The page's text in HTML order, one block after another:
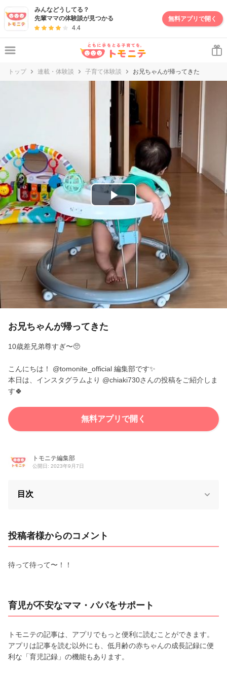
みんなどうしてる？
先輩ママの体験談が見つかる
4.4
無料アプリで開く
トップ 連載・体験談 子育て体験談 お兄ちゃんが帰ってきた
P
l
a
y
V
e
お兄ちゃんが帰ってきた
10歳差兄弟尊すぎ〜🥺
こんにちは！ @tomonite_official 編集部です✨
本日は、インスタグラムより @chiaki730さんの投稿をご紹介しま
す🍀
無料アプリで開く
トモニテ編集部
公開日: 2023年9月7日
目次
投稿者様からのコメント
待って待って〜！！
育児が不安なママ・パパをサポート
トモニテの記事は、アプリでもっと便利に読むことができます。
アプリは記事を読む以外にも、低月齢の赤ちゃんの成長記録に便
利な「育児記録」の機能もあります。